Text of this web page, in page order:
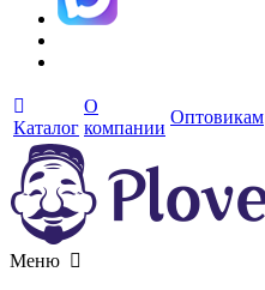
Каталог
О
компании
Оптовикам
Меню